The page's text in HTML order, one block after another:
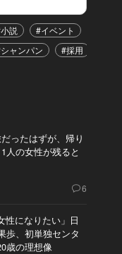
説 #イベント
ャンパン #採用
ったはずが、帰り
人の女性が残ると
6
性になりたい」日
歩、初単独センタ
歳の理想像